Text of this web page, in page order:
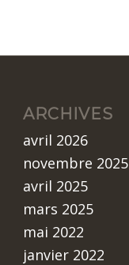
ARCHIVES
avril 2026
novembre 2025
avril 2025
mars 2025
mai 2022
janvier 2022